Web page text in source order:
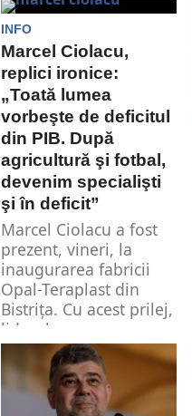
forma viitorul guvern
al...
INFO
Marcel Ciolacu,
replici ironice:
„Toată lumea
vorbeşte de deficitul
din PIB. După
agricultură şi fotbal,
devenim specialişti
şi în deficit”
Marcel Ciolacu a fost
prezent, vineri, la
inaugurarea fabricii
Opal-Teraplast din
Bistrița. Cu acest prilej,
liderul...